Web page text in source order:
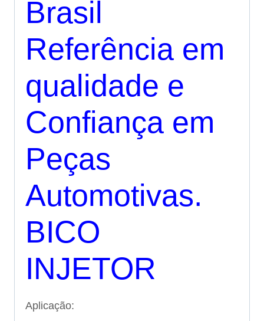
Brasil
Referência em
qualidade e
Confiança em
Peças
Automotivas.
BICO
INJETOR
Aplicação: